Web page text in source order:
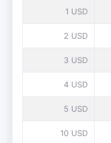
1 USD
2 USD
3 USD
4 USD
5 USD
10 USD